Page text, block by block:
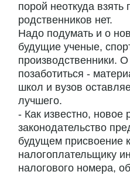
порой неоткуда
родственников нет.
Надо подумать и о
будущие ученые,
производственники.
позаботиться -
школ и вузов
лучшего.
- Как известно, новое
законодательство
будущем присвоение
налогоплательщику
налогового номера,